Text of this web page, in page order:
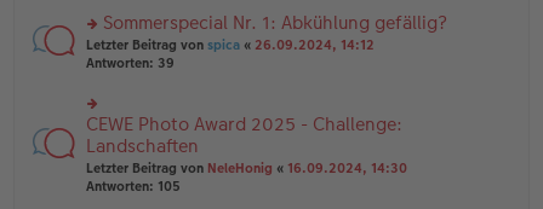
gB
ei
tr
g
n
g
el
e
n
er
B
ei
tr
rs
te
u
n
g
el
es
e
Sommerspecial Nr. 1: Abkühlung gefällig?
Letzter Beitrag von spica « 26.09.2024, 14:12
Antworten: 39
rs
te
r
u
n
CEWE Photo Award 2025 - Challenge:
Landschaften
Letzter Beitrag von NeleHonig « 16.09.2024, 14:30
Antworten: 105